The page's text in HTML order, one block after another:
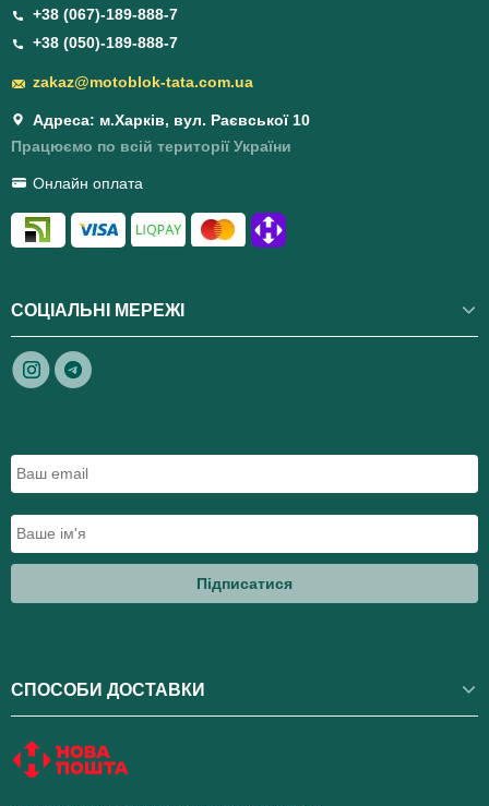
+38 (067)-189-888-7
+38 (050)-189-888-7
zakaz@motoblok-tata.com.ua
Адреса: м.Харків, вул. Раєвської 10
Працюємо по всій території України
Онлайн оплата
СОЦІАЛЬНІ МЕРЕЖІ
Підписатися
СПОСОБИ ДОСТАВКИ